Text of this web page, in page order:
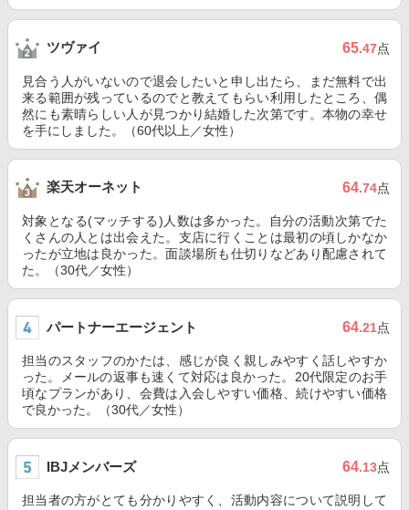
ツヴァイ 65.47点
見合う人がいないので退会したいと申し出たら、まだ無料で出
来る範囲が残っているのでと教えてもらい利用したところ、偶
然にも素晴らしい人が見つかり結婚した次第です。本物の幸せ
を手にしました。（60代以上／女性）
楽天オーネット 64.74点
対象となる(マッチする)人数は多かった。自分の活動次第でた
くさんの人とは出会えた。支店に行くことは最初の頃しかなか
ったが立地は良かった。面談場所も仕切りなどあり配慮されて
た。（30代／女性）
パートナーエージェント 64.21点
担当のスタッフのかたは、感じが良く親しみやすく話しやすか
った。メールの返事も速くて対応は良かった。20代限定のお手
頃なプランがあり、会費は入会しやすい価格、続けやすい価格
で良かった。（30代／女性）
IBJメンバーズ 64.13点
担当者の方がとても分かりやすく、活動内容について説明して